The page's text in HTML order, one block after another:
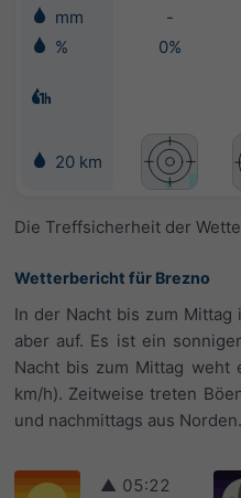
mm
-
%
0%
20 km
Die Treffsicherheit der
Wetterbericht für Brezno
In der Nacht bis zum
aber auf. Es ist ein
Nacht bis zum Mittag weht
km/h). Zeitweise treten
und nachmittags aus
▲ 05:22